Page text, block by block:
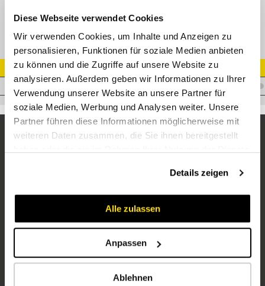
Diese Webseite verwendet Cookies
Wir verwenden Cookies, um Inhalte und Anzeigen zu
personalisieren, Funktionen für soziale Medien anbieten
zu können und die Zugriffe auf unsere Website zu
analysieren. Außerdem geben wir Informationen zu Ihrer
Verwendung unserer Website an unsere Partner für
soziale Medien, Werbung und Analysen weiter. Unsere
Partner führen diese Informationen möglicherweise mit
weiteren Daten zusammen, die Sie ihnen bereitgestellt
Details zeigen
Alle zulassen
Anpassen
Ablehnen
Artikel Nr.
V.XKORDL06/S06
Unternehmen
Karriere